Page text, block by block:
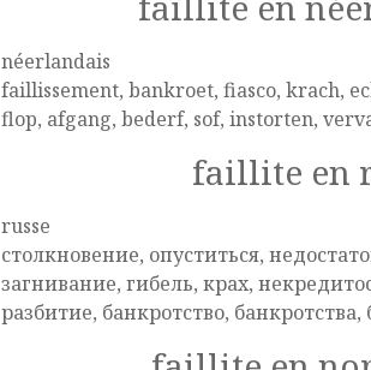
néerlandais
faillissement, bankroet, fiasco, krach,
flop, afgang, bederf, sof, instorten,
faillite en
russe
столкновение, опуститься,
загнивание, гибель, крах,
разбитие, банкротство,